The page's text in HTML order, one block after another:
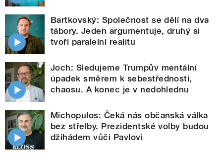
Bartkovský: Společnost se dělí na dva
tábory. Jeden argumentuje, druhý si
tvoří paralelní realitu
Joch: Sledujeme Trumpův mentální
úpadek směrem k sebestřednosti,
chaosu. A konec je v nedohlednu
Michopulos: Čeká nás občanská válka
bez střelby. Prezidentské volby budou
džihádem vůči Pavlovi